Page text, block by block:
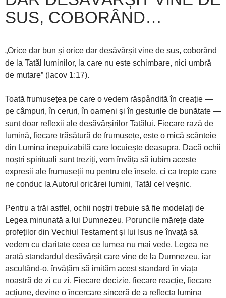
SUS, COBORÂND…
„Orice dar bun și orice dar desăvârșit vine de sus, coborând
de la Tatăl luminilor, la care nu este schimbare, nici umbră
de mutare” (Iacov 1:17).
Toată frumusețea pe care o vedem răspândită în creație —
pe câmpuri, în ceruri, în oameni și în gesturile de bunătate —
sunt doar reflexii ale desăvârșirilor Tatălui. Fiecare rază de
lumină, fiecare trăsătură de frumusețe, este o mică scânteie
din Lumina inepuizabilă care locuiește deasupra. Dacă ochii
noștri spirituali sunt treziți, vom învăța să iubim aceste
expresii ale frumuseții nu pentru ele însele, ci ca trepte care
ne conduc la Autorul oricărei lumini, Tatăl cel veșnic.
Pentru a trăi astfel, ochii noștri trebuie să fie modelați de
Legea minunată a lui Dumnezeu. Poruncile mărețe date
profeților din Vechiul Testament și lui Isus ne învață să
vedem cu claritate ceea ce lumea nu mai vede. Legea ne
arată standardul desăvârșit care vine de la Dumnezeu, iar
ascultând-o, învățăm să imităm acest standard în viața
noastră de zi cu zi. Fiecare decizie, fiecare reacție, fiecare
acțiune, devine o încercare sinceră de a reflecta lumina